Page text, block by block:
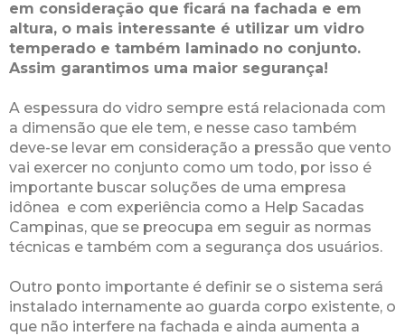
em consideração que ficará na fachada e em
altura, o mais interessante é utilizar um vidro
temperado e também laminado no conjunto.
Assim garantimos uma maior segurança!
A espessura do vidro sempre está relacionada com
a dimensão que ele tem, e nesse caso também
deve-se levar em consideração a pressão que vento
vai exercer no conjunto como um todo, por isso é
importante buscar soluções de uma empresa
idônea e com experiência como a Help Sacadas
Campinas, que se preocupa em seguir as normas
técnicas e também com a segurança dos usuários.
Outro ponto importante é definir se o sistema será
instalado internamente ao guarda corpo existente, o
que não interfere na fachada e ainda aumenta a